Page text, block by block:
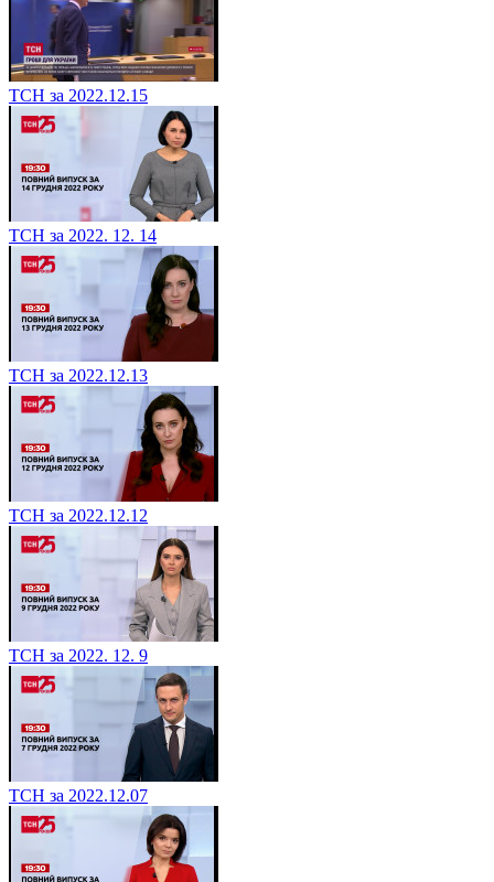
ТСН за 2022.12.15
ТСН за 2022. 12. 14
ТСН за 2022.12.13
ТСН за 2022.12.12
ТСН за 2022. 12. 9
ТСН за 2022.12.07